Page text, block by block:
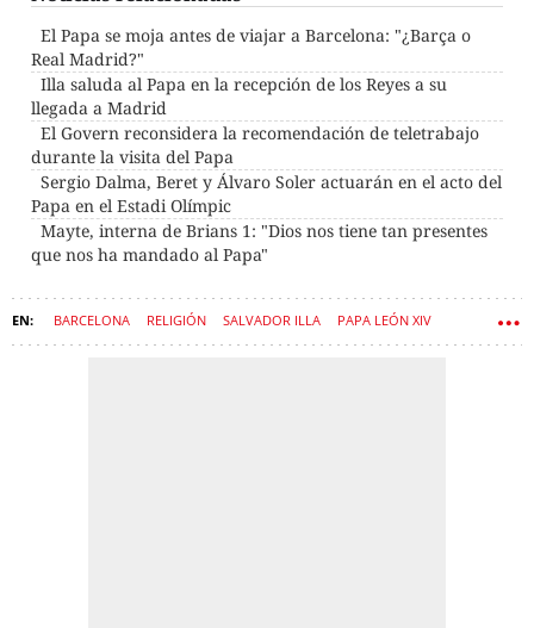
El Papa se moja antes de viajar a Barcelona: "¿Barça o
Real Madrid?"
Illa saluda al Papa en la recepción de los Reyes a su
llegada a Madrid
El Govern reconsidera la recomendación de teletrabajo
durante la visita del Papa
Sergio Dalma, Beret y Álvaro Soler actuarán en el acto del
Papa en el Estadi Olímpic
Mayte, interna de Brians 1: "Dios nos tiene tan presentes
que nos ha mandado al Papa"
BARCELONA RELIGIÓN SALVADOR ILLA PAPA LEÓN XIV